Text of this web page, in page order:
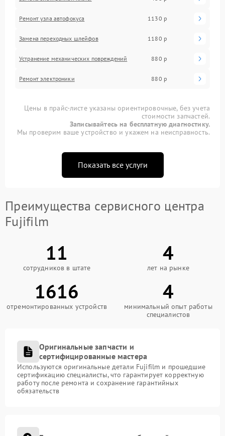
Ремонт узла автофокуса 1130 р
Замена переходных шлейфов 1180 р
Устранение механических повреждений 880 р
Ремонт электроники 880 р
Цены в прайс-листе указаны ориентировочные, без учета
стоимости запчастей.
Записывайтесь на бесплатную диагностику.
Мы проверим ваше устройство и укажем на неисправность.
Показать все услуги
Преимущества сервисного центра
Fujifilm
11
сотрудников в штате
4
лет на рынке
1616
отремонтированных устройств
4
минимальный опыт работы
специалистов
Оригинальные запчасти и
сертифицированные мастера
Используются оригинальные детали Fujifilm и прошедшие
сертификацию специалисты, что гарантирует корректную
работу после ремонта и сохранение гарантийных
обязательств